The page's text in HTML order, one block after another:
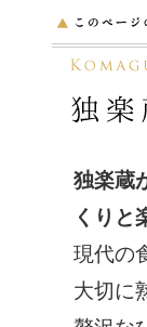
独楽蔵
くりと
現代の
大切に